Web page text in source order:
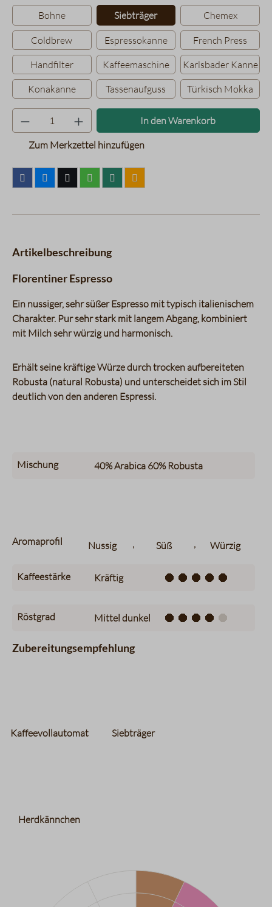
Bohne
Siebträger Chemex
Coldbrew Espressokanne
French Press
Handfilter
Kaffeemaschine
Karlsbader Kanne
Konakanne
Tassenaufguss Türkisch Mokka
Produkt Anzahl: Gib den
In den Warenkorb
Zum Merkzettel hinzufügen
Artikelbeschreibung
Florentiner Espresso
Ein nussiger, sehr süßer Espresso mit typisch italienischem
Charakter. Pur sehr stark mit langem Abgang, kombiniert
mit Milch sehr würzig und harmonisch.
Erhält seine kräftige Würze durch trocken aufbereiteten
Robusta (natural Robusta) und unterscheidet sich im Stil
deutlich von den anderen Espressi.
Mischung 40%Arabica 60% Robusta
Aromaprofil Nussig , Süß , Würzig
Kaffeestärke Kräftig
Röstgrad Mittel dunkel
Zubereitungsempfehlung
Kaffeevollautomat Siebträger
Herdkännchen